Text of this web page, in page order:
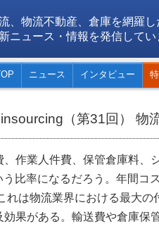
、物流不動産、倉庫を網羅し
ニュース・情報を発信してい
ニュース インタビュー
（第31回） 物
作業人件費、保管倉庫料、
比率になるだろう。年間コ
れは物流業界における最大の
果がある。輸送費や倉庫保